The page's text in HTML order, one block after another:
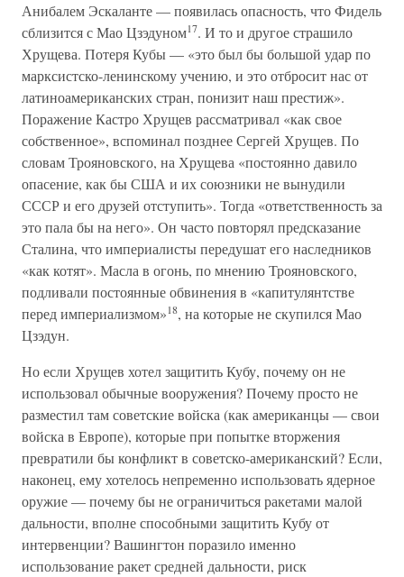
Анибалем Эскаланте — появилась опасность, что Фидель
сблизится с Мао Цзэдуном17. И то и другое страшило
Хрущева. Потеря Кубы — «это был бы большой удар по
марксистско-ленинскому учению, и это отбросит нас от
латиноамериканских стран, понизит наш престиж».
Поражение Кастро Хрущев рассматривал «как свое
собственное», вспоминал позднее Сергей Хрущев. По
словам Трояновского, на Хрущева «постоянно давило
опасение, как бы США и их союзники не вынудили
СССР и его друзей отступить». Тогда «ответственность за
это пала бы на него». Он часто повторял предсказание
Сталина, что империалисты передушат его наследников
«как котят». Масла в огонь, по мнению Трояновского,
подливали постоянные обвинения в «капитулянтстве
перед империализмом»18, на которые не скупился Мао
Цзэдун.
Но если Хрущев хотел защитить Кубу, почему он не
использовал обычные вооружения? Почему просто не
разместил там советские войска (как американцы — свои
войска в Европе), которые при попытке вторжения
превратили бы конфликт в советско-американский? Если,
наконец, ему хотелось непременно использовать ядерное
оружие — почему бы не ограничиться ракетами малой
дальности, вполне способными защитить Кубу от
интервенции? Вашингтон поразило именно
использование ракет средней дальности, риск